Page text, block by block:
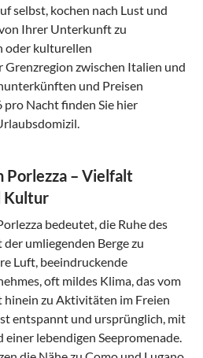
selbst, kochen nach Lust und
Ihrer Unterkunft zu
oder kulturellen
zwischen Italien und
und Preisen
pro Nacht finden Sie hier
Porlezza – Vielfalt
Kultur
bedeutet, die Ruhe des
umliegenden Berge zu
Luft, beeindruckende
oft mildes Klima, das vom
hinein zu Aktivitäten im Freien
entspannt und ursprünglich, mit
einer lebendigen Seepromenade.